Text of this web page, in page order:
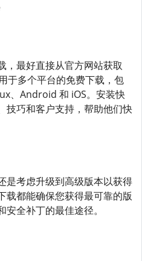
，最好直接从官方网站获取
于多个平台的免费下载，包
、Android 和 iOS。安装快
技巧和客户支持，帮助他们快
是考虑升级到高级版本以获得
载都能确保您获得最可靠的版
全补丁的最佳途径。